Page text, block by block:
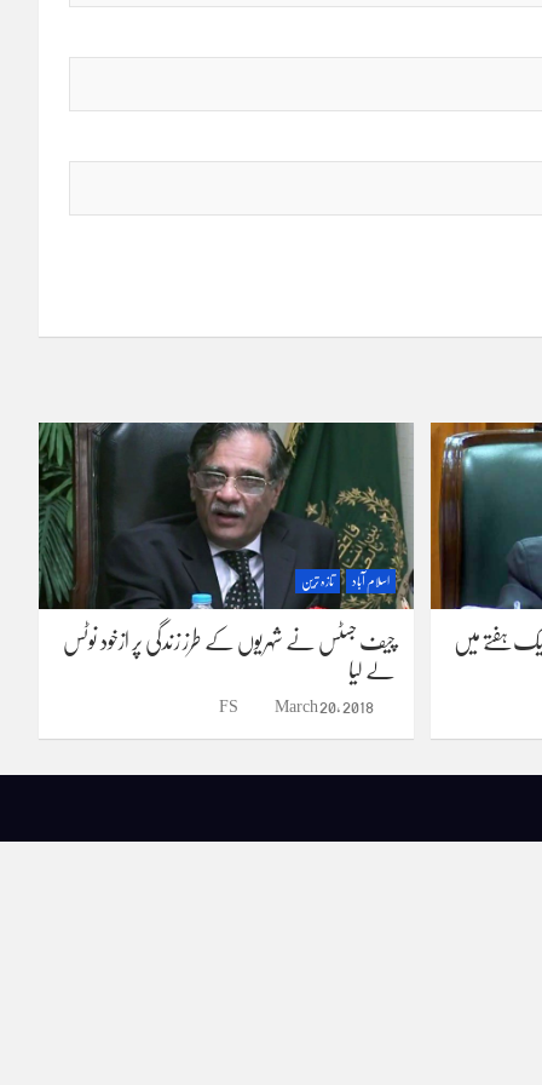
ہفتے میں
اسلام آباد تازہ ترین
چیف جسٹس نے شہریوں کے طرز زندگی پر ازخود نوٹس
لے لیا
March 20, 2018
FS